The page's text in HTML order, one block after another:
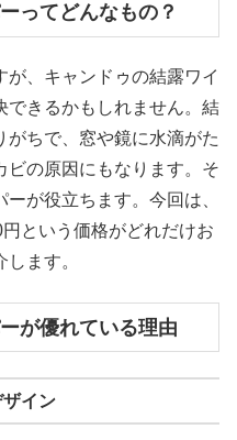
ってどんなもの？
、キャンドゥの結露ワイ
できるかもしれません。結
がちで、窓や鏡に水滴がた
ビの原因にもなります。そ
が役立ちます。今回は、
という価格がどれだけお
ます。
が優れている理由
イン